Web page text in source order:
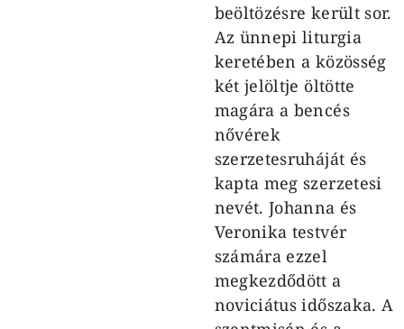
beöltözésre került sor.
Az ünnepi liturgia
keretében a közösség
két jelöltje öltötte
magára a bencés
nővérek
szerzetesruháját és
kapta meg szerzetesi
nevét. Johanna és
Veronika testvér
számára ezzel
megkezdődött a
noviciátus időszaka. A